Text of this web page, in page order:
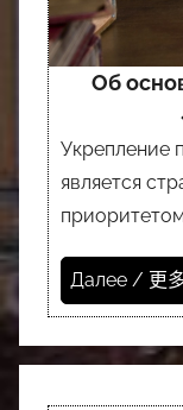
Об
Укрепление
является
Далее / 更